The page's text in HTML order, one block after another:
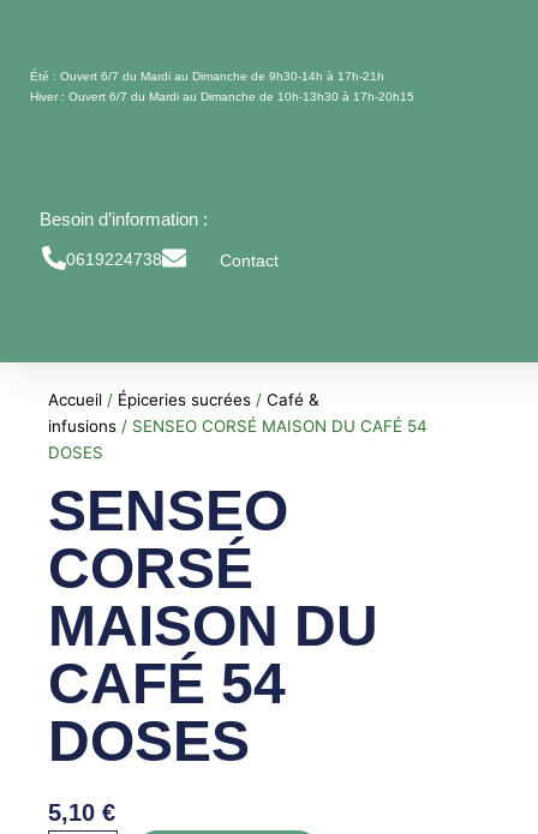
contenuÉté : Ouvert 6/7 du Mardi au Dimanche de 9h30-14h à 17h-21h
Hiver : Ouvert 6/7 du Mardi au Dimanche de 10h-13h30 à 17h-20h15
Besoin d’information :
0619224738 Contact
Accueil / Épiceries sucrées /Café &
infusions / SENSEO CORSÉ MAISON DU CAFÉ 54
DOSES
SENSEO
CORSÉ
MAISON DU
CAFÉ 54
DOSES
5,10€